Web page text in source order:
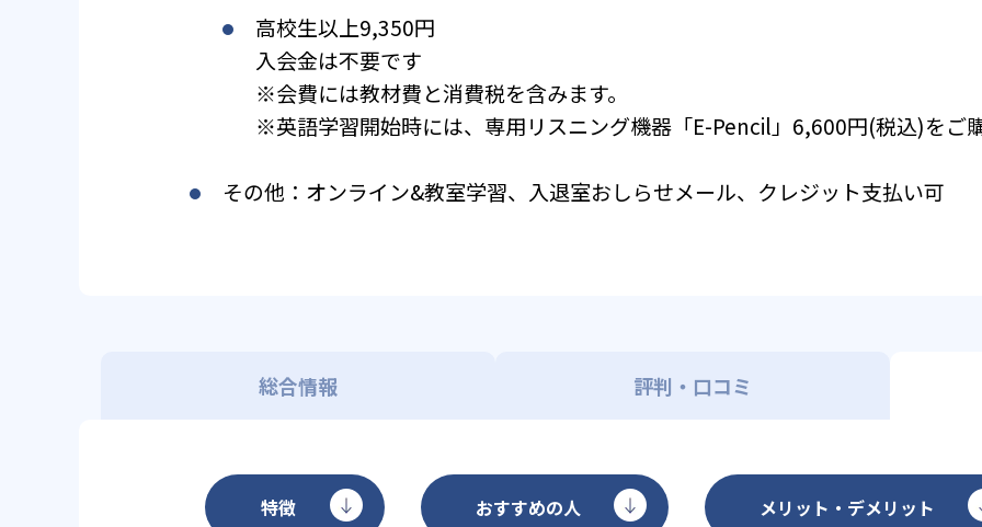
高校生以上9,350円
入会金は不要です
※会費には教材費と消費税を含みます。
※英語学習開始時には、専用リスニング機器「E-Pencil」6,600円(税込)をご
その他：オンライン&教室学習、入退室おしらせメール、クレジット支払い可
総合情報 評判・口コミ
特徴 おすすめの人 メリット・デメリット